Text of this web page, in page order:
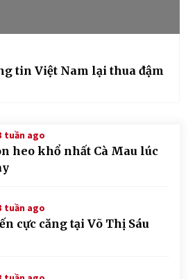
tin Việt Nam lại thua đậm
tuần ago
heo khổ nhất Cà Mau lúc
tuần ago
cực căng tại Võ Thị Sáu